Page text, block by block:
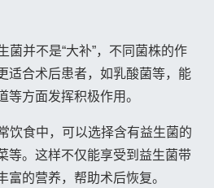
菌并不是“大补”，不同菌株的作
适合术后患者，如乳酸菌等，能
等方面发挥积极作用。
饮食中，可以选择含有益生菌的
等。这样不仅能享受到益生菌带
富的营养，帮助术后恢复。